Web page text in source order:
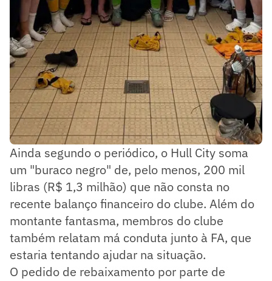
Ainda segundo o periódico, o Hull City soma
um "buraco negro" de, pelo menos, 200 mil
libras (R$ 1,3 milhão) que não consta no
recente balanço financeiro do clube. Além do
montante fantasma, membros do clube
também relatam má conduta junto à FA, que
estaria tentando ajudar na situação.
O pedido de rebaixamento por parte de